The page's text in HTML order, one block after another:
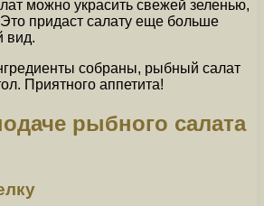
можно украсить свежей зеленью,
придаст салату еще больше
вид.
собраны, рыбный салат
Приятного аппетита!
рыбного салата